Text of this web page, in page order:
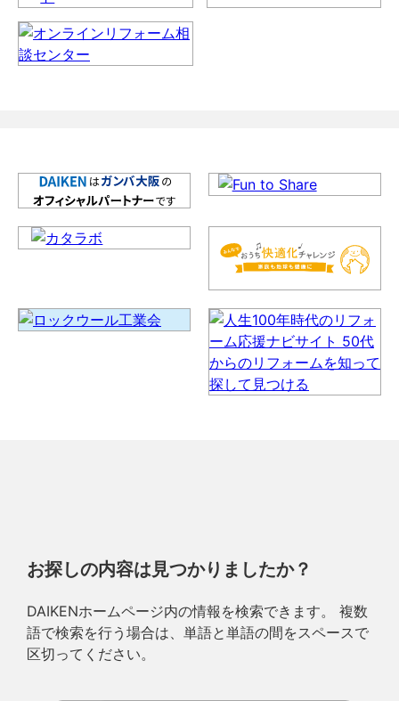
お探しの内容は見つかりましたか？
DAIKENホームページ内の情報を検索できます。 複数
語で検索を行う場合は、単語と単語の間をスペースで
区切ってください。